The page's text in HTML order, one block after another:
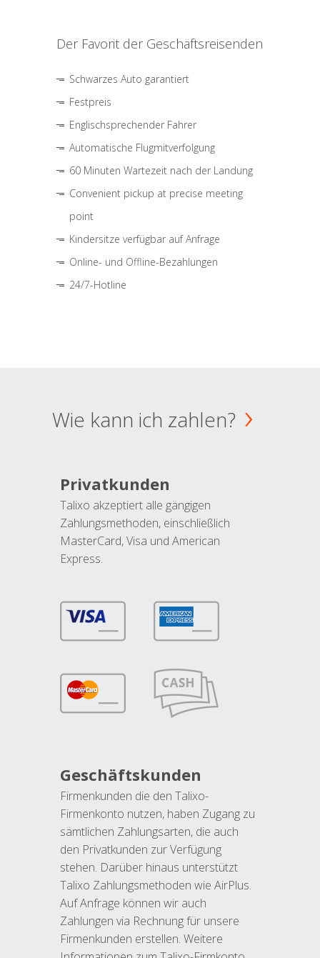
Der Favorit der Geschäftsreisenden
Schwarzes Auto garantiert
Festpreis
Englischsprechender Fahrer
Automatische Flugmitverfolgung
60 Minuten Wartezeit nach der Landung
Convenient pickup at precise meeting
point
Kindersitze verfügbar auf Anfrage
Online- und Offline-Bezahlungen
24/7-Hotline
Wie kann ich zahlen?
Privatkunden
Talixo akzeptiert alle gängigen
Zahlungsmethoden, einschließlich
MasterCard, Visa und American
Express.
Geschäftskunden
Firmenkunden die den Talixo-
Firmenkonto nutzen, haben Zugang zu
sämtlichen Zahlungsarten, die auch
den Privatkunden zur Verfügung
stehen. Darüber hinaus unterstützt
Talixo Zahlungsmethoden wie AirPlus.
Auf Anfrage können wir auch
Zahlungen via Rechnung für unsere
Firmenkunden erstellen. Weitere